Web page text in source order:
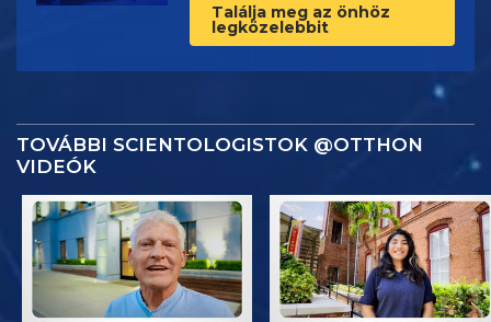
Találja meg az önhöz
legközelebbit
TOVÁBBI SCIENTOLOGISTOK @OTTHON
VIDEÓK